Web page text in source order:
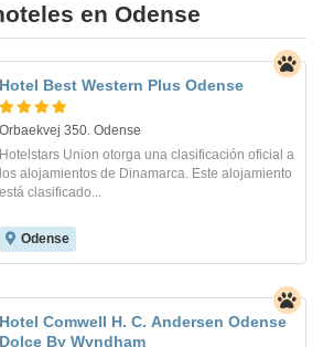
en Odense
Hotel Best Western Plus Odense
Orbaekvej 350. Odense
Hotelstars Union otorga una clasificación oficial a
los alojamientos de Dinamarca. Este alojamiento
está clasificado...
Odense
Hotel Comwell H. C. Andersen Odense
Dolce By Wyndham